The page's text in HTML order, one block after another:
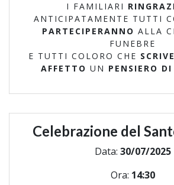
I FAMILIARI
ANTICIPATAMENTE TUTTI
PARTECIPERANNO ALLA
FUNEBRE
E TUTTI COLORO CHE
AFFETTO UN PENSIERO
Celebrazione del
Data: 30/07/2025
Ora: 14:30